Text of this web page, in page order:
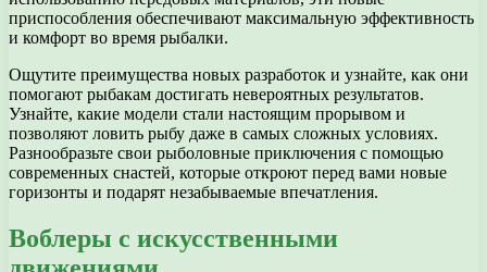
приспособления обеспечивают максимальную эффективность
и комфорт во время рыбалки.
Ощутите преимущества новых разработок и узнайте, как они
помогают рыбакам достигать невероятных результатов.
Узнайте, какие модели стали настоящим прорывом и
позволяют ловить рыбу даже в самых сложных условиях.
Разнообразьте свои рыболовные приключения с помощью
современных снастей, которые откроют перед вами новые
горизонты и подарят незабываемые впечатления.
Воблеры с искусственными